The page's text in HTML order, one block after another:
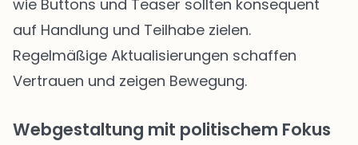
wie Buttons und Teaser sollten konsequent
auf Handlung und Teilhabe zielen.
Regelmäßige Aktualisierungen schaffen
Vertrauen und zeigen Bewegung.
Webgestaltung mit politischem Fokus